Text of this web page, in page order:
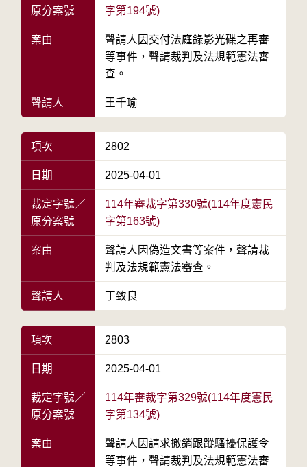
原分案號
字第194號)
案由
聲請人因交付法庭錄影光碟之再審
等事件，聲請裁判及法規範憲法審
查。
聲請人 王千瑜
項次 2802
日期 2025-04-01
裁定字號／
原分案號
114年審裁字第330號(114年度憲民
字第163號)
案由
聲請人因偽造文書等案件，聲請裁
判及法規範憲法審查。
聲請人 丁致良
項次 2803
日期 2025-04-01
裁定字號／
原分案號
114年審裁字第329號(114年度憲民
字第134號)
案由
聲請人因請求撤銷跟蹤騷擾保護令
等事件，聲請裁判及法規範憲法審